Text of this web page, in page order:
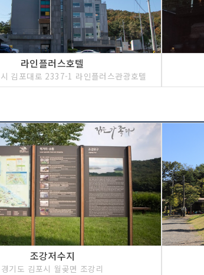
라인플러스호텔
김포대로 2337-1 라인플러스관광호텔
조강저수지
경기도 김포시 월곶면 조강리